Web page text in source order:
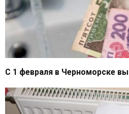
С 1 февраля в Черноморске